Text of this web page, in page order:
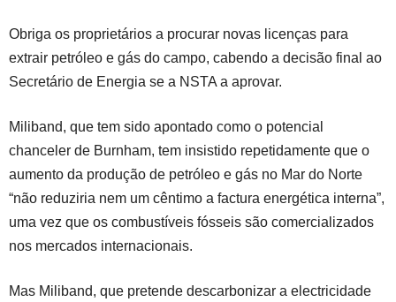
Obriga os proprietários a procurar novas licenças para
extrair petróleo e gás do campo, cabendo a decisão final ao
Secretário de Energia se a NSTA a aprovar.
Miliband, que tem sido apontado como o potencial
chanceler de Burnham, tem insistido repetidamente que o
aumento da produção de petróleo e gás no Mar do Norte
“não reduziria nem um cêntimo a factura energética interna”,
uma vez que os combustíveis fósseis são comercializados
nos mercados internacionais.
Mas Miliband, que pretende descarbonizar a electricidade